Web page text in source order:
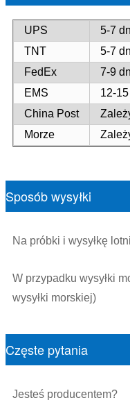
UPS
5-7
TNT
5-7
FedEx
7-9
EMS
12-
China Post
Morze
Sposób wysyłki
Na próbki i wysyłkę
W przypadku wysyłki
wysyłki morskiej)
Częste pytania
Jesteś producentem?